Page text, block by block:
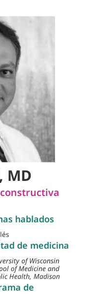
MD
hablados
de medicina
of Wisconsin
of Medicine and
Health, Madison
de